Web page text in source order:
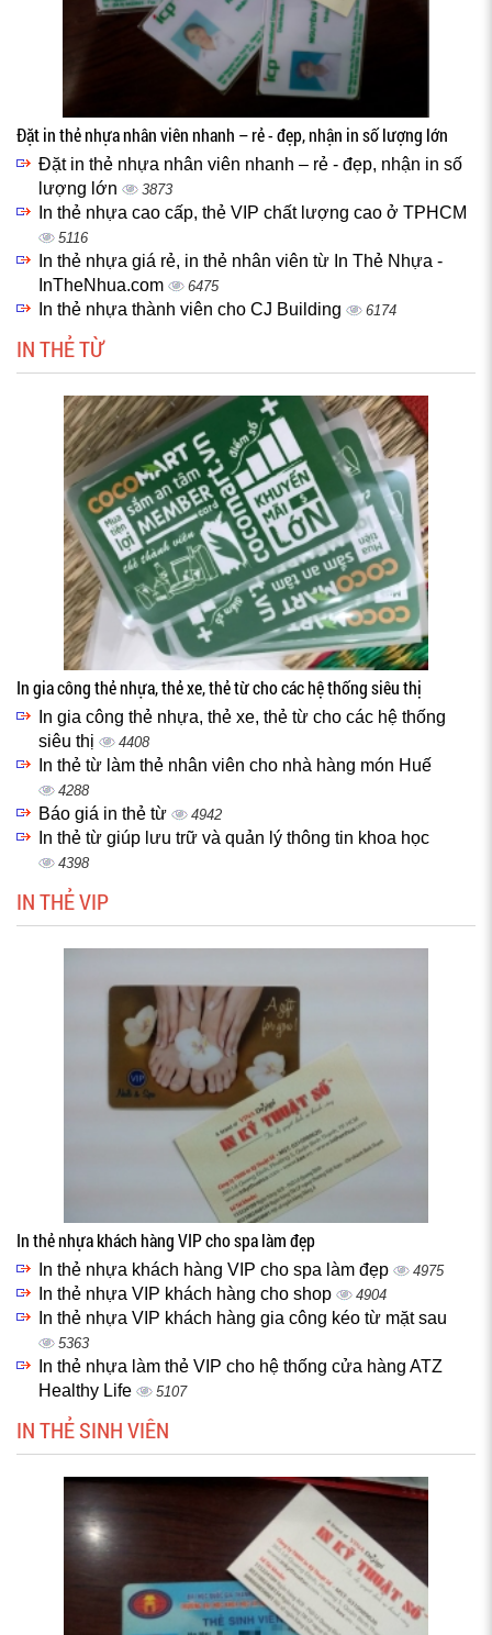
Đặt in thẻ nhựa nhân viên nhanh – rẻ - đẹp, nhận in số lượng lớn
Đặt in thẻ nhựa nhân viên nhanh – rẻ - đẹp, nhận in số
lượng lớn
3873
In thẻ nhựa cao cấp, thẻ VIP chất lượng cao ở TPHCM
5116
In thẻ nhựa giá rẻ, in thẻ nhân viên từ In Thẻ Nhựa -
InTheNhua.com
6475
In thẻ nhựa thành viên cho CJ Building 6174
IN THẺ TỪ
In gia công thẻ nhựa, thẻ xe, thẻ từ cho các hệ thống siêu thị
In gia công thẻ nhựa, thẻ xe, thẻ từ cho các hệ thống
siêu thị
4408
In thẻ từ làm thẻ nhân viên cho nhà hàng món Huế
4288
Báo giá in thẻ từ 4942
In thẻ từ giúp lưu trữ và quản lý thông tin khoa học
4398
IN THẺ VIP
In thẻ nhựa khách hàng VIP cho spa làm đẹp
In thẻ nhựa khách hàng VIP cho spa làm đẹp 4975
In thẻ nhựa VIP khách hàng cho shop 4904
In thẻ nhựa VIP khách hàng gia công kéo từ mặt sau
5363
In thẻ nhựa làm thẻ VIP cho hệ thống cửa hàng ATZ
Healthy Life
5107
IN THẺ SINH VIÊN